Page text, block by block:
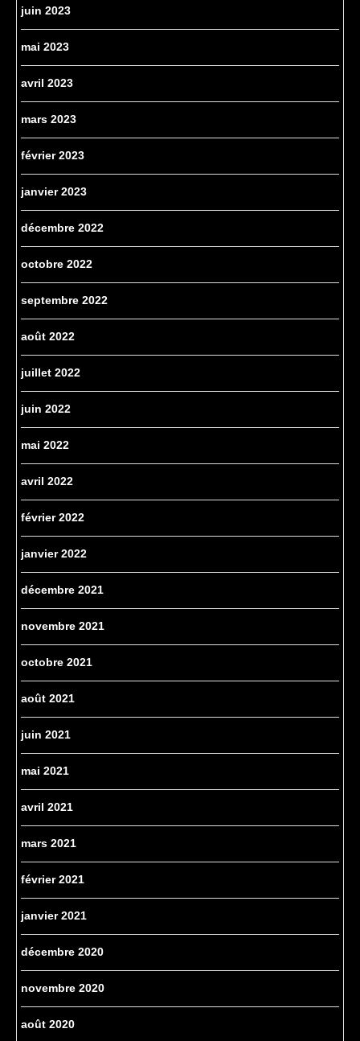
juin 2023
mai 2023
avril 2023
mars 2023
février 2023
janvier 2023
décembre 2022
octobre 2022
septembre 2022
août 2022
juillet 2022
juin 2022
mai 2022
avril 2022
février 2022
janvier 2022
décembre 2021
novembre 2021
octobre 2021
août 2021
juin 2021
mai 2021
avril 2021
mars 2021
février 2021
janvier 2021
décembre 2020
novembre 2020
août 2020